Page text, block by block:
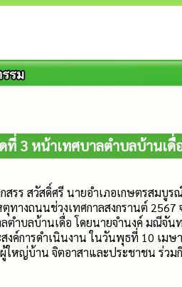
ที่ 3 หน้าเทศบาลตำบลบ้านเดื่
สรร สวัสดิ์ศรี นายอำเภอเกษตรสมบู
ทางถนนช่วงเทศกาลสงกรานต์
ตำบลบ้านเดื่อ โดยนายจำนงค์ มณีจัน
งค์การดำเนินงาน ในวันพุธที่ 10 เม
ใหญ่บ้าน จิตอาสาและประชาชน ร่วม